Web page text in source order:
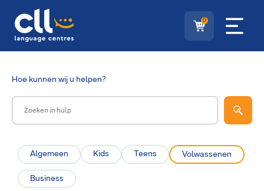
0
Hoe kunnen wij u helpen?
Algemeen Kids Teens Volwassenen
Business